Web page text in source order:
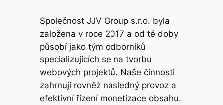
Společnost JJV Group s.r.o. byla
založena v roce 2017 a od té doby
působí jako tým odborníků
specializujících se na tvorbu
webových projektů. Naše činnosti
zahrnují rovněž následný provoz a
efektivní řízení monetizace obsahu.